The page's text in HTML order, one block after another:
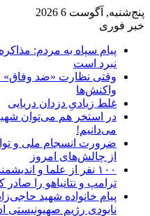
پنج‌شنبه, آگوست 6 2026
خبر فوری
پیام سپاه به مردم:
نبرد است
وقتی نظارت «ضد وفاق»
واکنش‌ها
غلط زیادیِ دزدان دریایی
در استخر هم می‌توان
می‌دانیم!
ضرورت انسجام ملی و
از چالش‌های امروز
۱۰۰ نفر از علما و
ترامپ و نتانیاهو را صادر
پیام خانواده شهید
نابودی رژیم صهیونیستی